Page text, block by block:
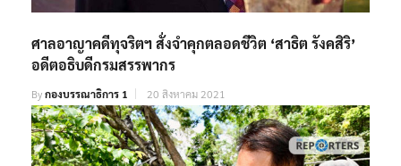
ศาลอาญาคดีทุจริตฯ สั่งจำคุกตลอดชีวิต ‘สาธิต รังคสิริ’
อดีตอธิบดีกรมสรรพากร
Byกองบรรณาธิการ 1 20 สิงหาคม 2021